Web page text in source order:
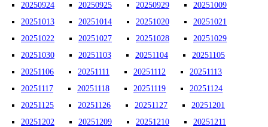
20250924
20250925 20250929
20251009
20251013
20251014 20251020
20251021
20251022
20251027 20251028
20251029
20251030
20251103 20251104
20251105
20251106
20251111 20251112
20251113
20251117
20251118 20251119
20251124
20251125
20251126 20251127
20251201
20251202
20251209 20251210
20251211